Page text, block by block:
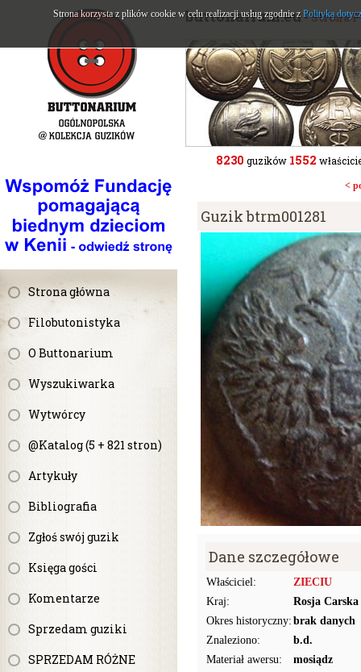
Strona główna
Filobutonistyka
O Buttonarium
Wyszukiwarka
Wytwórcy
@Katalog (5 + 821 stron)
Artykuły
Bibliografia
Zgłoś swój guzik
Księga gości
Komentarze
Sprzedam guziki
SPRZEDAM RÓŻNE
buttonarium.eu- Strona
8230 guzików 1552
<
Guzik btrm001281
Dane szczegółowe
Właściciel:
ZIECIU
Kraj:
Rosja Carska
Okres historyczny: brak danych
Znaleziono:
b.d.
Materiał awersu:
mosiądz
Strona korzysta z plików cookie w celu realizacji usług zgodnie z Polityką